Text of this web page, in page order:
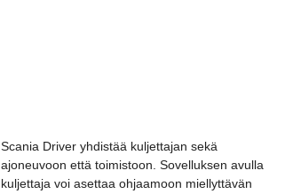
Scania Driver yhdistää kuljettajan sekä
ajoneuvoon että toimistoon. Sovelluksen avulla
kuljettaja voi asettaa ohjaamoon miellyttävän